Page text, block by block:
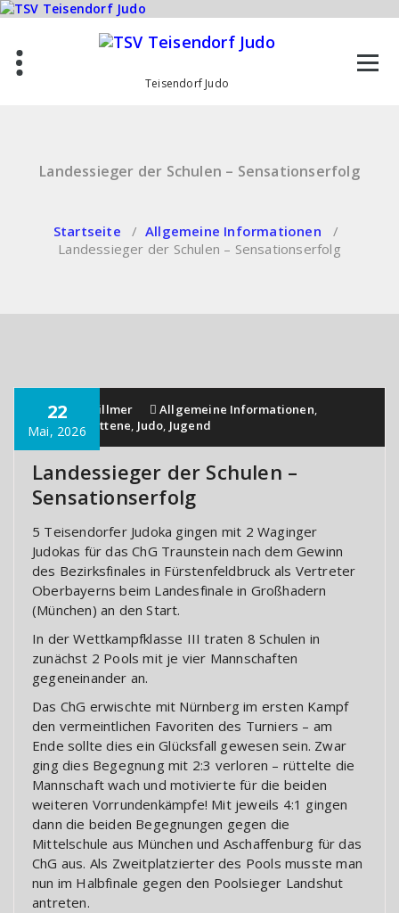
Zum
Teisendorf Judo
Landessieger der Schulen – Sensationserfolg
Startseite /Allgemeine Informationen /
Landessieger der Schulen – Sensationserfolg
22
Mai, 2026
Carsten Zillmer Allgemeine Informationen,
Fortgeschrittene, Judo, Jugend
Landessieger der Schulen –
Sensationserfolg
5 Teisendorfer Judoka gingen mit 2 Waginger
Judokas für das ChG Traunstein nach dem Gewinn
des Bezirksfinales in Fürstenfeldbruck als Vertreter
Oberbayerns beim Landesfinale in Großhadern
(München) an den Start.
In der Wettkampfklasse III traten 8 Schulen in
zunächst 2 Pools mit je vier Mannschaften
gegeneinander an.
Das ChG erwischte mit Nürnberg im ersten Kampf
den vermeintlichen Favoriten des Turniers – am
Ende sollte dies ein Glücksfall gewesen sein. Zwar
ging dies Begegnung mit 2:3 verloren – rüttelte die
Mannschaft wach und motivierte für die beiden
weiteren Vorrundenkämpfe! Mit jeweils 4:1 gingen
dann die beiden Begegnungen gegen die
Mittelschule aus München und Aschaffenburg für das
ChG aus. Als Zweitplatzierter des Pools musste man
nun im Halbfinale gegen den Poolsieger Landshut
antreten.